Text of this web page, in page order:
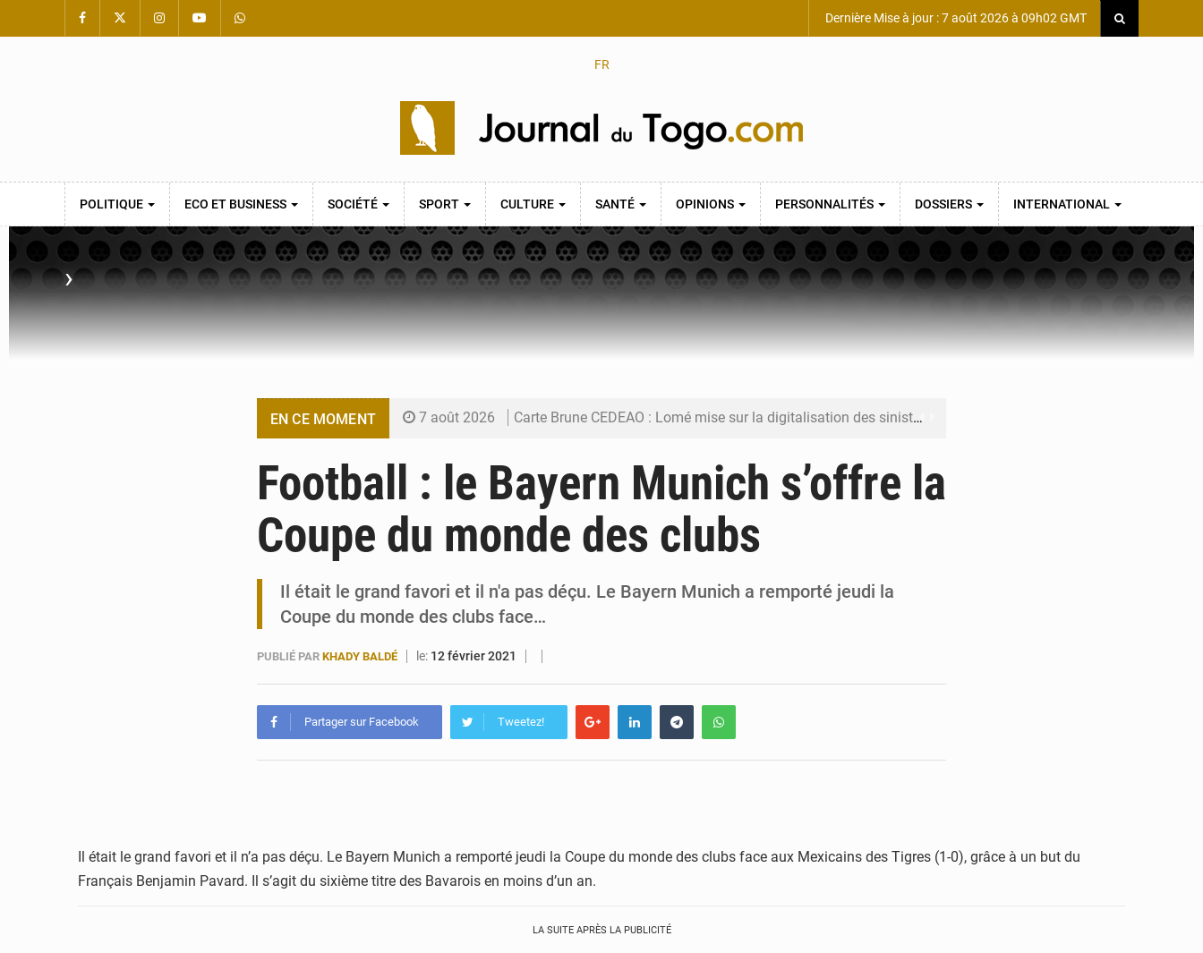
Dernière Mise à jour : 7 août 2026 à 09h02 GMT
FR
POLITIQUE ECO ET BUSINESS SOCIÉTÉ SPORT CULTURE SANTÉ OPINIONS PERSONNALITÉS DOSSIERS INTERNATIONAL
›
EN CE MOMENT 7 août 2026 Carte Brune CEDEAO : Lomé mise sur la digitalisation des sinistres
5 août 2026 Budget vert 2027 : Le ministère de l’Économie forme ses cadres à Lomé
5 août 2026 Travail domestique non rémunéré : à Saly, l’Afrique veut en mesurer la valeur
Football : le Bayern Munich s’offre la
Coupe du monde des clubs
Il était le grand favori et il n'a pas déçu. Le Bayern Munich a remporté jeudi la
Coupe du monde des clubs face…
PUBLIÉ PAR KHADY BALDÉ le: 12 février 2021
Partager sur Facebook Tweetez!
Il était le grand favori et il n’a pas déçu. Le Bayern Munich a remporté jeudi la Coupe du monde des clubs face aux Mexicains des Tigres (1-0), grâce à un but du
Français Benjamin Pavard. Il s’agit du sixième titre des Bavarois en moins d’un an.
LA SUITE APRÈS LA PUBLICITÉ